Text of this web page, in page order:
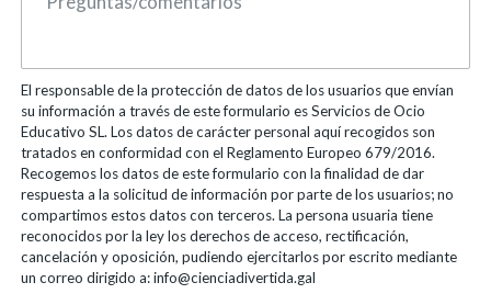
El responsable de la protección de datos de los usuarios que envían
su información a través de este formulario es Servicios de Ocio
Educativo SL. Los datos de carácter personal aquí recogidos son
tratados en conformidad con el Reglamento Europeo 679/2016.
Recogemos los datos de este formulario con la finalidad de dar
respuesta a la solicitud de información por parte de los usuarios; no
compartimos estos datos con terceros. La persona usuaria tiene
reconocidos por la ley los derechos de acceso, rectificación,
cancelación y oposición, pudiendo ejercitarlos por escrito mediante
un correo dirigido a: info@cienciadivertida.gal